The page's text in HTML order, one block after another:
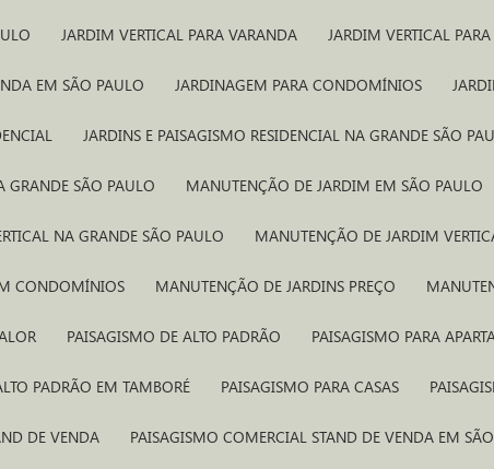
JARDIM VERTICAL PARA VARANDA JARDIM VERTICAL
EM SÃO PAULO JARDINAGEM PARA CONDOMÍNIOS
JARDINS E PAISAGISMO RESIDENCIAL NA GRANDE SÃO
GRANDE SÃO PAULO MANUTENÇÃO DE JARDIM EM SÃO PAULO
NA GRANDE SÃO PAULO MANUTENÇÃO DE JARDIM
CONDOMÍNIOS MANUTENÇÃO DE JARDINS PREÇO
PAISAGISMO DE ALTO PADRÃO PAISAGISMO PARA
PADRÃO EM TAMBORÉ PAISAGISMO PARA CASAS
DE VENDA​ PAISAGISMO COMERCIAL STAND DE VENDA​ EM